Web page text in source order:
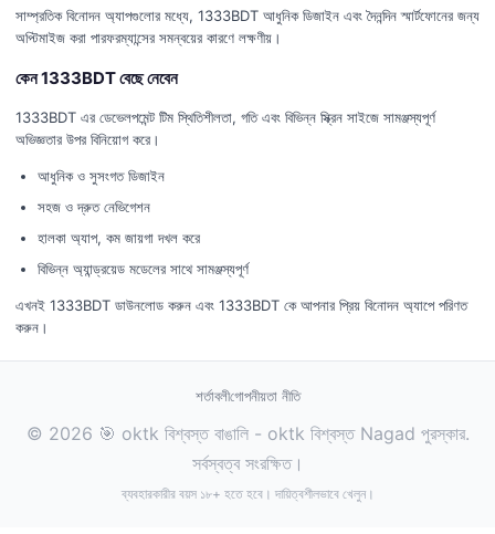
সাম্প্রতিক বিনোদন অ্যাপগুলোর মধ্যে, 1333BDT আধুনিক ডিজাইন এবং দৈনন্দিন স্মার্টফোনের জন্য
অপ্টিমাইজ করা পারফরম্যান্সের সমন্বয়ের কারণে লক্ষণীয়।
কেন 1333BDT বেছে নেবেন
1333BDT এর ডেভেলপমেন্ট টিম স্থিতিশীলতা, গতি এবং বিভিন্ন স্ক্রিন সাইজে সামঞ্জস্যপূর্ণ
অভিজ্ঞতার উপর বিনিয়োগ করে।
আধুনিক ও সুসংগত ডিজাইন
সহজ ও দ্রুত নেভিগেশন
হালকা অ্যাপ, কম জায়গা দখল করে
বিভিন্ন অ্যান্ড্রয়েড মডেলের সাথে সামঞ্জস্যপূর্ণ
এখনই 1333BDT ডাউনলোড করুন এবং 1333BDT কে আপনার প্রিয় বিনোদন অ্যাপে পরিণত
করুন।
শর্তাবলীগোপনীয়তা নীতি
© 2026 🎯 oktk বিশ্বস্ত বাঙালি - oktk বিশ্বস্ত Nagad পুরস্কার.
সর্বস্বত্ব সংরক্ষিত।
ব্যবহারকারীর বয়স ১৮+ হতে হবে। দায়িত্বশীলভাবে খেলুন।